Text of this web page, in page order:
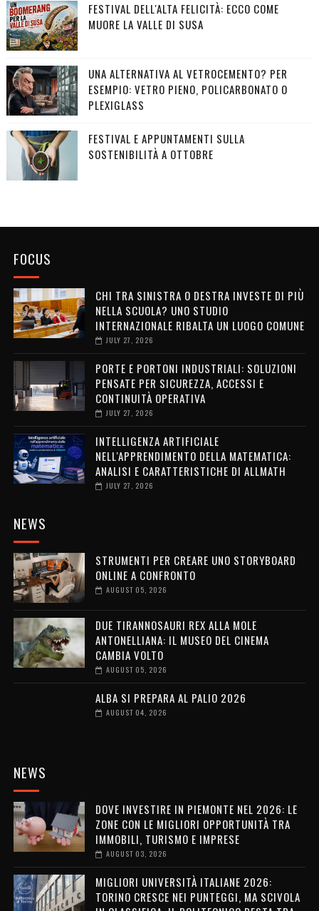
FESTIVAL DELL'ALTA FELICITÀ: ECCO COME
MUORE LA VALLE DI SUSA
UNA ALTERNATIVA AL VETROCEMENTO? PER
ESEMPIO: VETRO PIENO, POLICARBONATO O
PLEXIGLASS
FESTIVAL E APPUNTAMENTI SULLA
SOSTENIBILITÀ A OTTOBRE
FOCUS
CHI TRA SINISTRA O DESTRA INVESTE DI PIÙ
NELLA SCUOLA? UNO STUDIO
INTERNAZIONALE RIBALTA UN LUOGO COMUNE
JULY 27, 2026
PORTE E PORTONI INDUSTRIALI: SOLUZIONI
PENSATE PER SICUREZZA, ACCESSI E
CONTINUITÀ OPERATIVA
JULY 27, 2026
INTELLIGENZA ARTIFICIALE
NELL'APPRENDIMENTO DELLA MATEMATICA:
ANALISI E CARATTERISTICHE DI ALLMATH
JULY 27, 2026
NEWS
STRUMENTI PER CREARE UNO STORYBOARD
ONLINE A CONFRONTO
AUGUST 05, 2026
DUE TIRANNOSAURI REX ALLA MOLE
ANTONELLIANA: IL MUSEO DEL CINEMA
CAMBIA VOLTO
AUGUST 05, 2026
ALBA SI PREPARA AL PALIO 2026
AUGUST 04, 2026
NEWS
DOVE INVESTIRE IN PIEMONTE NEL 2026: LE
ZONE CON LE MIGLIORI OPPORTUNITÀ TRA
IMMOBILI, TURISMO E IMPRESE
AUGUST 03, 2026
MIGLIORI UNIVERSITÀ ITALIANE 2026:
TORINO CRESCE NEI PUNTEGGI, MA SCIVOLA